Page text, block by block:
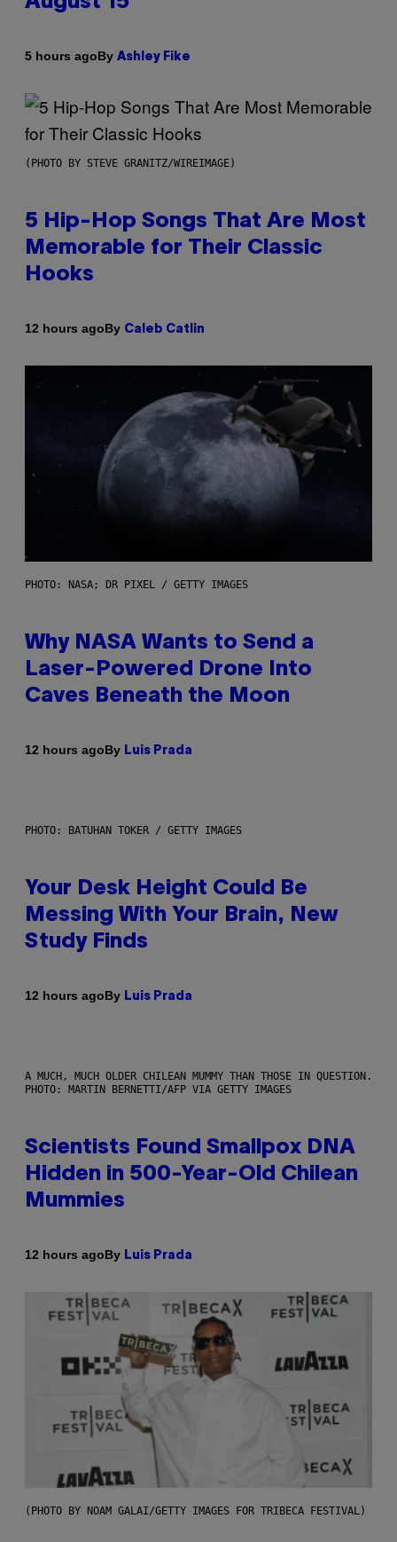
5 hours agoBy Ashley Fike
(PHOTO BY STEVE GRANITZ/WIREIMAGE)
5 Hip-Hop Songs That Are Most
Memorable for Their Classic
Hooks
12 hours agoBy Caleb Catlin
PHOTO: NASA; DR PIXEL / GETTY IMAGES
Why NASA Wants to Send a
Laser-Powered Drone Into
Caves Beneath the Moon
12 hours agoBy Luis Prada
PHOTO: BATUHAN TOKER / GETTY IMAGES
Your Desk Height Could Be
Messing With Your Brain, New
Study Finds
12 hours agoBy Luis Prada
A MUCH, MUCH OLDER CHILEAN MUMMY THAN THOSE IN QUESTION.
PHOTO: MARTIN BERNETTI/AFP VIA GETTY IMAGES
Scientists Found Smallpox DNA
Hidden in 500-Year-Old Chilean
Mummies
12 hours agoBy Luis Prada
(PHOTO BY NOAM GALAI/GETTY IMAGES FOR TRIBECA FESTIVAL)